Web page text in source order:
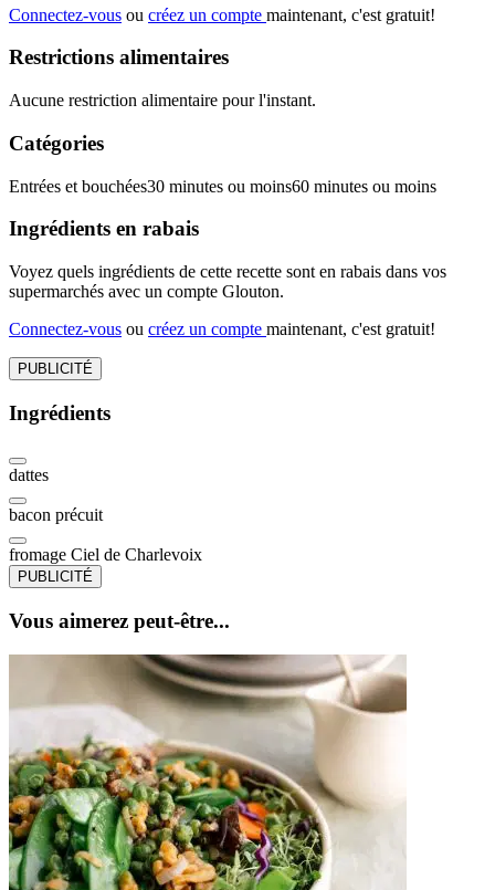
Connectez-vous ou créez un compte maintenant, c'est gratuit!
Restrictions alimentaires
Aucune restriction alimentaire pour l'instant.
Catégories
Entrées et bouchées30 minutes ou moins60 minutes ou moins
Ingrédients en rabais
Voyez quels ingrédients de cette recette sont en rabais dans vos
supermarchés avec un compte Glouton.
Connectez-vous ou créez un compte maintenant, c'est gratuit!
PUBLICITÉ
Ingrédients
dattes
bacon précuit
fromage Ciel de Charlevoix
PUBLICITÉ
Vous aimerez peut-être...